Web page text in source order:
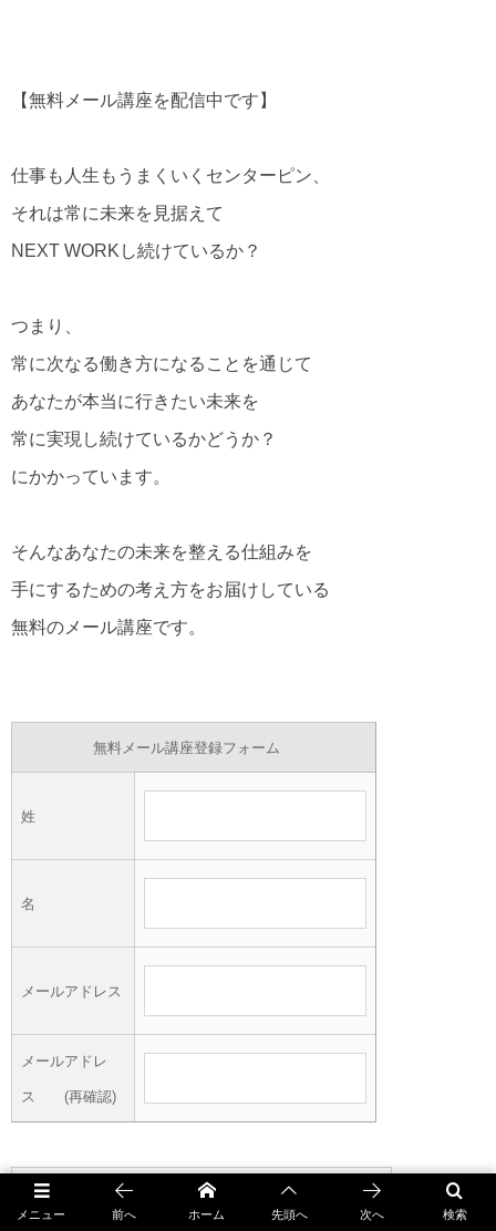
【無料メール講座を配信中です】
仕事も人生もうまくいくセンターピン、
それは常に未来を見据えて
NEXT WORKし続けているか？
つまり、
常に次なる働き方になることを通じて
あなたが本当に行きたい未来を
常に実現し続けているかどうか？
にかかっています。
そんなあなたの未来を整える仕組みを
手にするための考え方をお届けしている
無料のメール講座です。
無料メール講座登録フォーム
姓
名
メールアドレス
メールアドレ
ス (再確認)
メニュー 検索
前へ ホーム 先頭へ 次へ